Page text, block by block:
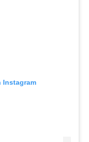
Instagram